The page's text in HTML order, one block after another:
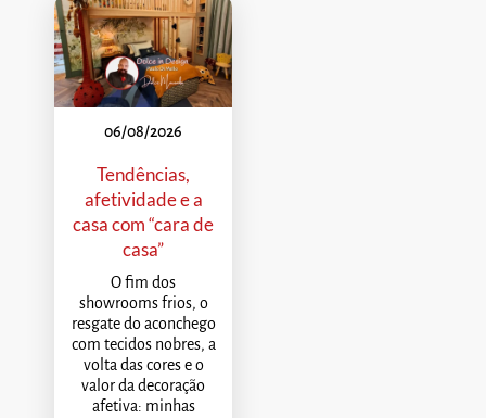
06/08/2026
Tendências,
afetividade e a
casa com “cara de
casa”
O fim dos
showrooms frios, o
resgate do aconchego
com tecidos nobres, a
volta das cores e o
valor da decoração
afetiva: minhas